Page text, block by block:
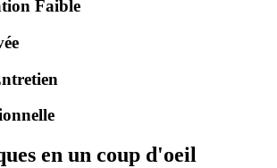
Faible
en un coup d'oeil